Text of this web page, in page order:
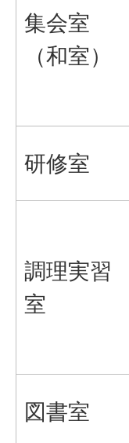
集会室
（和室）
研修室
調理実習
室
図書室